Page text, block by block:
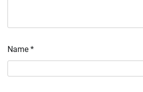
Name *